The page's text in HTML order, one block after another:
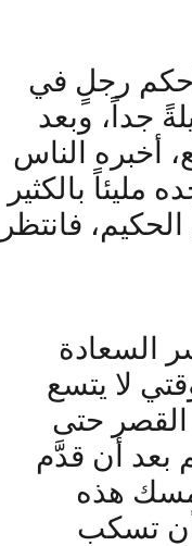
أحكم رجلٍ في
جداً، وبعد
أخبره الناس
بالكثير
فانتظر
السعادة
لا يتسع
القصر حتى
بعد أن قدَّم
هذه
أن تسكب